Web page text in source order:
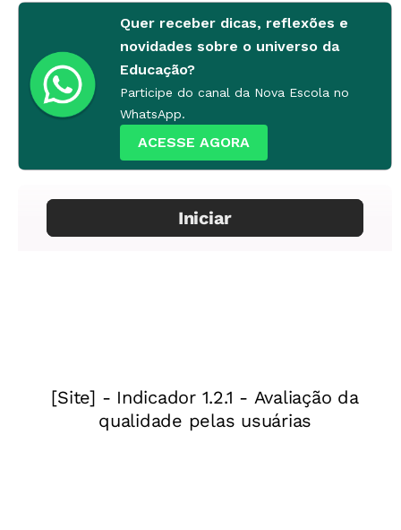
Processos Gráficos
Colaboraram nesta edição
Dagmar Serpa (reportagem) e Paulo Kaiser
(revisão)
Quer receber dicas, reflexões e
novidades sobre o universo da
Educação?
Participe do canal da Nova Escola no
WhatsApp.
ACESSE AGORA